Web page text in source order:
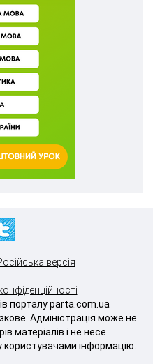
версія
порталу parta.com.ua
Адміністрація може не
матеріалів і не несе
користувачами інформацію.